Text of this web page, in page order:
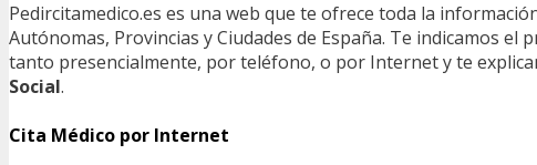
Pedircitamedico.es es una web que te ofrece toda la
Autónomas, Provincias y Ciudades de España. Te indicamos
tanto presencialmente, por teléfono, o por Internet y te
Social.
Cita Médico por Internet